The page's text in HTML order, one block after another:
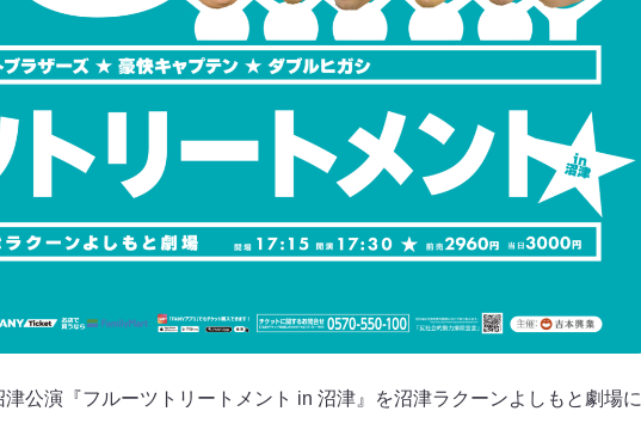
公演『フルーツトリートメント in 沼津』を沼津ラクーンよしもと劇場に